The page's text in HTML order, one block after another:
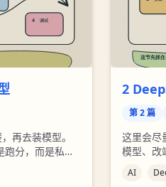
再去装模型。
分，而是私密
失败时能看到
这几个好处就
2
第2篇
这里会尽
模型、改
后面所
AI